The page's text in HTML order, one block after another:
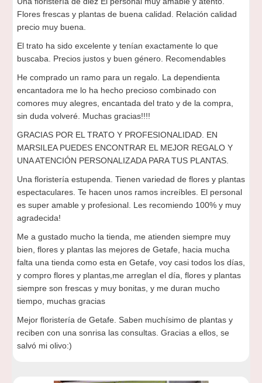
Flores frescas y plantas de buena calidad. Relación calidad
precio muy buena.
El trato ha sido excelente y tenían exactamente lo que
buscaba. Precios justos y buen género. Recomendables
He comprado un ramo para un regalo. La dependienta
encantadora me lo ha hecho precioso combinado con
comores muy alegres, encantada del trato y de la compra,
sin duda volveré. Muchas gracias!!!!
GRACIAS POR EL TRATO Y PROFESIONALIDAD. EN
MARSILEA PUEDES ENCONTRAR EL MEJOR REGALO Y
UNA ATENCIÓN PERSONALIZADA PARA TUS PLANTAS.
Una floristería estupenda. Tienen variedad de flores y plantas
espectaculares. Te hacen unos ramos increíbles. El personal
es super amable y profesional. Les recomiendo 100% y muy
agradecida!
Me a gustado mucho la tienda, me atienden siempre muy
bien, flores y plantas las mejores de Getafe, hacia mucha
falta una tienda como esta en Getafe, voy casi todos los días,
y compro flores y plantas,me arreglan el día, flores y plantas
siempre son frescas y muy bonitas, y me duran mucho
tiempo, muchas gracias
Mejor floristería de Getafe. Saben muchísimo de plantas y
reciben con una sonrisa las consultas. Gracias a ellos, se
salvó mi olivo:)